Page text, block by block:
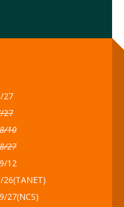
27
27
10
27
12
27(NCS)